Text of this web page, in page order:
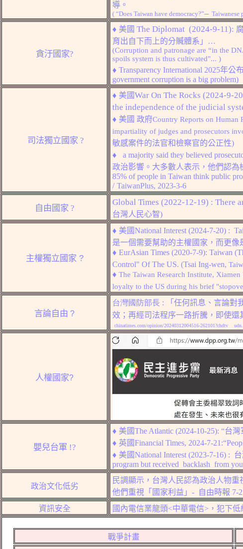
導 。
( “Does Taiwan have democracy?”─ Taiwanese
貪汙國家?
♦ 美國 The Diplomat (2024-9-11):
育出自下而上的分贓體系」…
(Corruption and patronage are “in the
spoils system is thus cultivated"... )
♦ Transparency International 2025年公
government corruption is a big problem)
司法獨立 國家 ?
♦ 美國War On The Rocks (2024-9-
the independence of the judicial
♦ 美國 政府Country Reports on Human
impartiality of judges and prosecutors
敏感案件的法官和檢察官的公正性)
♦ a majority said they believed
政治影響。大多數人表示，他們認為
/ TaiwanPlus, 2023-3-6
自由 國家 ?
Global Times (2022-12-19) : There
台灣人民心智)
主權獨立國家 ?
♦ 美國National Interest (2024-7-20) :
是一個需要幫助的主權國家，而更像
♦ EurAsian Times (2020-7-9): Taiwan (
Control" Of The US. (Tsai Ing-wen,
♦ The Taiwan Research Institute,
loyalty to the US during his brief
言論自由 ?
台灣國防部長 : 「任何訊息、言論對
效；再經司法程序一路折騰，即使
chinatimes.com/opinion/20240312004516-262101?chdtv
人權國家?
嬰兒台軍!?
♦ 美國The Atlantic (2024-10-25): “台
♦ 英國Financial Times, 2024-7-21:
♦ 美國National Interest (2023-7-16) :
program but received backlash from
政治文化低劣
民調顯示，台灣人民認為政治人物
他們重視「國家利益」- 自由時報 7-
資訊安全
國內電信業龍頭<中華電信> ，犯下
戰爭計畫